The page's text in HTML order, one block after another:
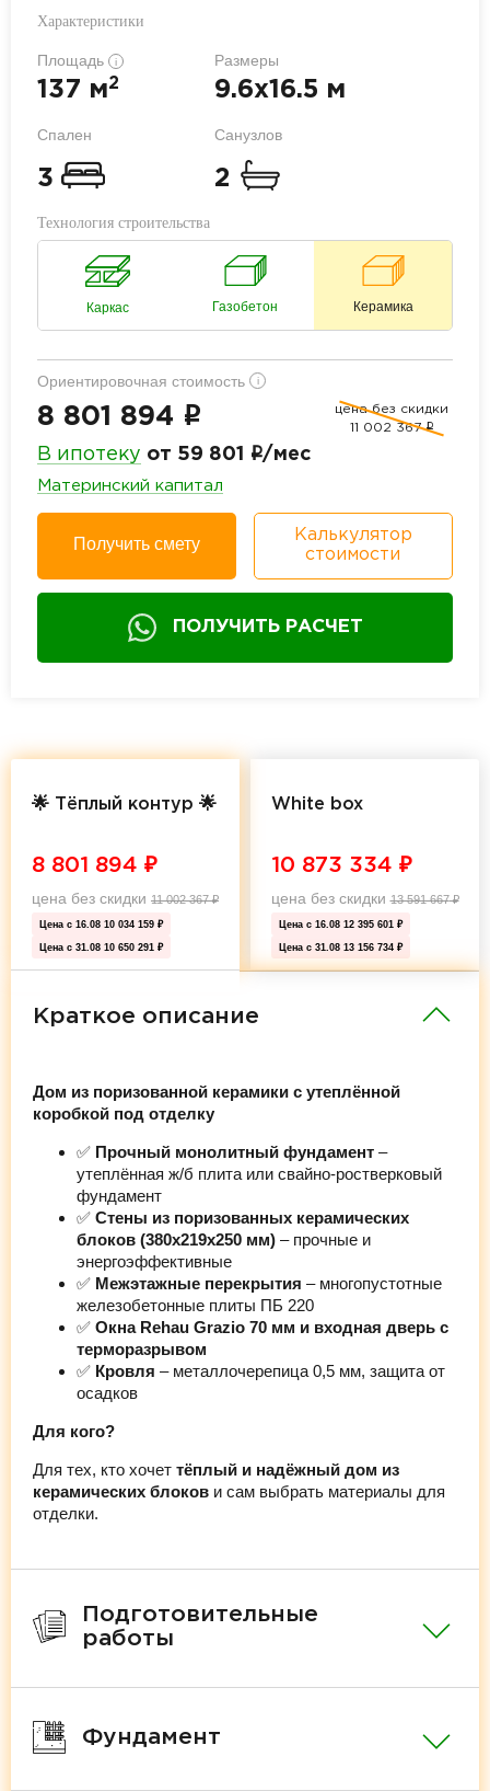
Характеристики
Площадь i
137 м2
Размеры
9.6x16.5 м
Спален
3
Санузлов
2
Технология строительства
Каркас Газобетон Керамика
Ориентировочная стоимость i
8 801 894 i
цена без скидки
11 002 367 i
В ипотеку от 59 801 i/мес
Материнский капитал
Получить смету
Калькулятор
стоимости
ПОЛУЧИТЬ РАСЧЕТ
🌟 Тёплый контур 🌟
8 801 894 ₽
цена без скидки 11 002 367₽
Цена с 16.08 10 034 159 ₽
Цена с 31.08 10 650 291 ₽
White box
10 873 334 ₽
цена без скидки13 591 667₽
Цена с 16.08 12 395 601 ₽
Цена с 31.08 13 156 734 ₽
Краткое описание
Дом из поризованной керамики с утеплённой
коробкой под отделку
✅ Прочный монолитный фундамент –
утеплённая ж/б плита или свайно-ростверковый
фундамент
✅ Стены из поризованных керамических
блоков (380х219х250 мм) – прочные и
энергоэффективные
✅ Межэтажные перекрытия – многопустотные
железобетонные плиты ПБ 220
✅ Окна Rehau Grazio 70 мм и входная дверь с
терморазрывом
✅ Кровля – металлочерепица 0,5 мм, защита от
осадков
Для кого?
Для тех, кто хочет тёплый и надёжный дом из
керамических блоков и сам выбрать материалы для
отделки.
Подготовительные
работы
Фундамент